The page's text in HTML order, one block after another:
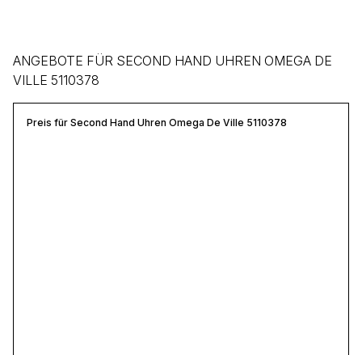
ANGEBOTE FÜR SECOND HAND UHREN OMEGA DE
VILLE 5110378
Preis für Second Hand Uhren Omega De Ville 5110378